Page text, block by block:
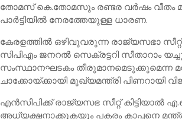
തോമസ് കെ.തോമസും രണ്ടര വര്‍ഷം വീതം
പാര്‍ട്ടിയില്‍ നേരത്തേയുള്ള ധാരണ.
കേരളത്തില്‍ ഒഴിവുവരുന്ന രാജ്യസഭാ
സിപിഎം ജനറല്‍ സെക്രട്ടറി സീതാറാം
സംസ്ഥാനഘടകം തീരുമാനമെടുക്കുമെന്ന
ചാക്കോയ്ക്കായി മുഖ്യമന്ത്രി പിണറായി
എന്‍സിപിക്ക് രാജ്യസഭ സീറ്റ് കിട്ടിയാല്‍
അധ്യക്ഷനാക്കുകയും പകരം കാപ്പനെ